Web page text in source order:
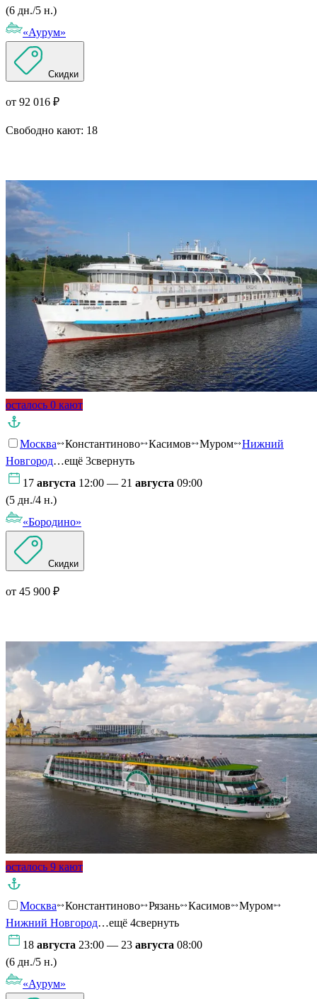
(6 дн./5 н.)
«Аурум»
Скидки
от 92 016 ₽
Свободно кают: 18
осталось 0 кают
Москва Константиново Касимов Муром
Нижний
Новгород…ещё 3свернуть
17 августа 12:00 — 21 августа 09:00
(5 дн./4 н.)
«Бородино»
Скидки
от 45 900 ₽
осталось 9 кают
Москва Константиново Рязань Касимов
Муром
Нижний Новгород…ещё 4свернуть
18 августа 23:00 — 23 августа 08:00
(6 дн./5 н.)
«Аурум»